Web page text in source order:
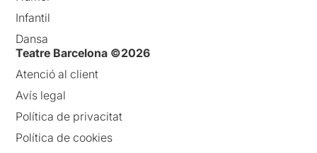
Infantil
Dansa
Teatre Barcelona ©2026
Atenció al client
Avís legal
Política de privacitat
Política de cookies